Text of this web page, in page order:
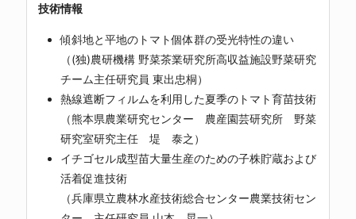
技術情報
傾斜地と平地のトマト個体群の受光特性の違い
（(独)農研機構 野菜茶業研究所高収益施設野菜研究
チーム主任研究員 東出忠桐）
熱線遮断フィルムを利用した夏季のトマト育苗技術
（熊本県農業研究センター 農産園芸研究所 野菜
研究室研究主任 堤 泰之）
イチゴセル成型苗大量生産のための子株貯蔵および
活着促進技術
（兵庫県立農林水産技術総合センター農業技術セン